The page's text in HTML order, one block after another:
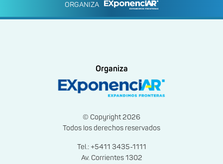
ORGANIZA
Organiza
© Copyright 2026
Todos los derechos reservados
Tel.: +5411 3435-1111
Av. Corrientes 1302